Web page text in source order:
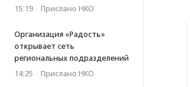
15:19 · Прислано НКО
Организация «Радость»
открывает сеть
региональных подразделений
14:25 · Прислано НКО